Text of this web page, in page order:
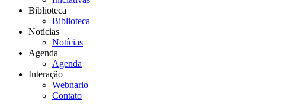
Biblioteca
Biblioteca
Notícias
Notícias
Agenda
Agenda
Interação
Webnario
Contato